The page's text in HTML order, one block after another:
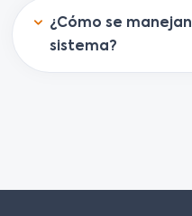
¿Cómo se
sistema?